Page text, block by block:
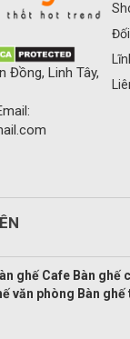
Đồng, Linh Tây,
ghế Cafe Bàn
văn phòng Bàn